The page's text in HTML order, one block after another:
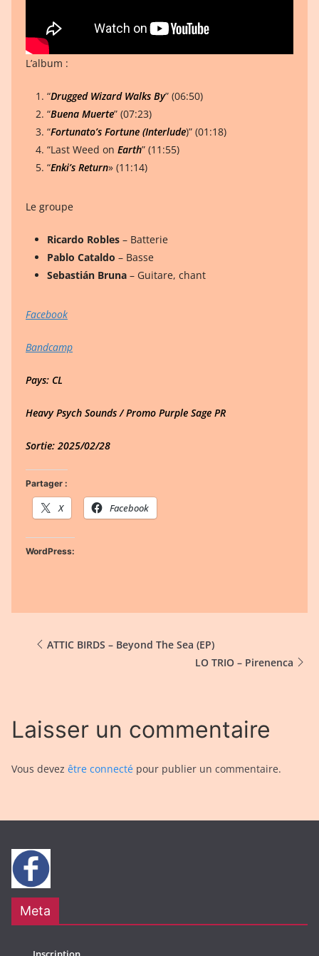
L’album :
“Drugged Wizard Walks By” (06:50)
“Buena Muerte” (07:23)
“Fortunato’s Fortune (Interlude)” (01:18)
“Last Weed on Earth” (11:55)
“Enki’s Return» (11:14)
Le groupe
Ricardo Robles – Batterie
Pablo Cataldo – Basse
Sebastián Bruna – Guitare, chant
Facebook
Bandcamp
Pays: CL
Heavy Psych Sounds / Promo Purple Sage PR
Sortie: 2025/02/28
Partager :
X Facebook
WordPress:
ATTIC BIRDS – Beyond The Sea (EP)
LO TRIO – Pirenenca
Laisser un commentaire
Vous devez être connecté pour publier un commentaire.
Meta